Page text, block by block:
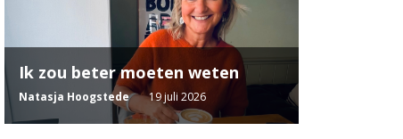
Ik zou beter moeten weten
Natasja Hoogstede 19 juli 2026